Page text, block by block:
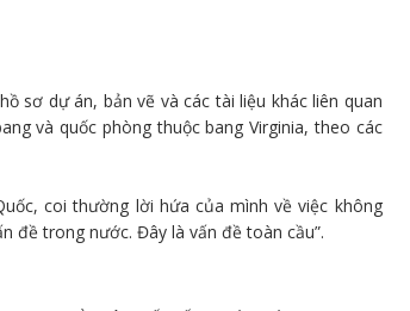
sơ dự án, bản vẽ và các tài liệu khác liên quan
và quốc phòng thuộc bang Virginia, theo các
coi thường lời hứa của mình về việc không
đề trong nước. Đây là vấn đề toàn cầu”.